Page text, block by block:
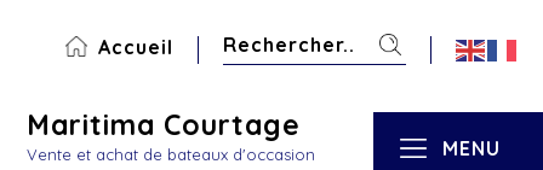
Accueil
Maritima Courtage
Vente et achat de bateaux d'occasion MENU